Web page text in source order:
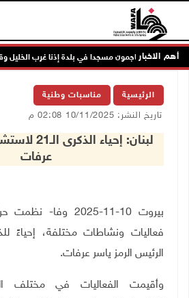
أهم الاخبار
يهاجمون مسجدا في بلدة إذنا غرب الخليل وقوات
الرئيسية مناسبات وطنية
تاريخ النشر: 10/11/2025 02:08 م
لبنان: إحياء
عرفات
بيروت 10-11-2025 وفا- نظمت حركة "فتح
الرئيس الرمز ياسر عرفات.
وأقيمت الفعاليات في مختلف